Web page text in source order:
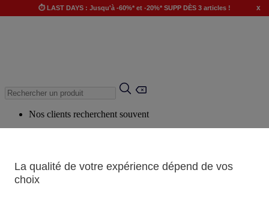
⏱️ LAST DAYS : Jusqu'à -60%* et -20%* SUPP DÈS 3 articles ! x
Nos clients recherchent souvent
Produits suggérés
Voir tous les produits
La qualité de votre expérience dépend de vos
choix